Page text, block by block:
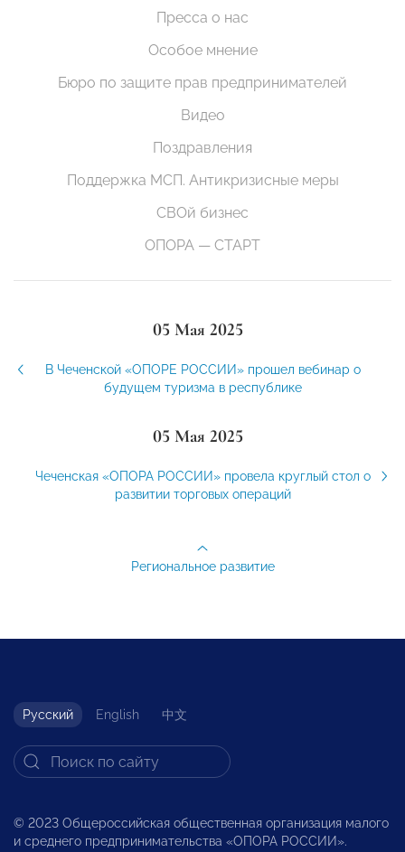
Пресса о нас
Особое мнение
Бюро по защите прав предпринимателей
Видео
Поздравления
Поддержка МСП. Антикризисные меры
СВОй бизнес
ОПОРА — СТАРТ
05 Мая 2025
В Чеченской «ОПОРЕ РОССИИ» прошел вебинар о
будущем туризма в республике
05 Мая 2025
Чеченская «ОПОРА РОССИИ» провела круглый стол о
развитии торговых операций
Региональное развитие
Русский English 中文
© 2023 Общероссийская общественная организация малого
и среднего предпринимательства «ОПОРА РОССИИ».